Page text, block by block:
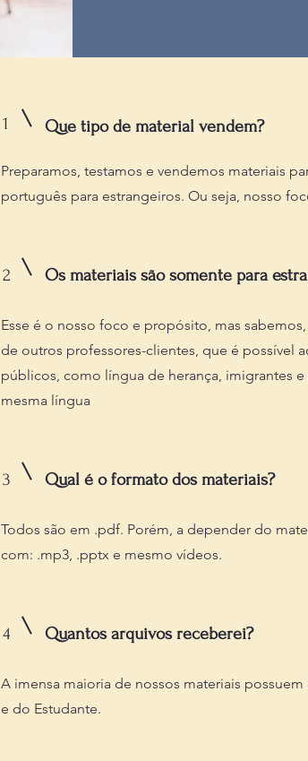
1 Que tipo de material vendem?
Preparamos, testamos e vendemos materiais
português para estrangeiros. Ou seja, nosso
2 Os materiais são somente para
Esse é o nosso foco e propósito, mas
de outros professores-clientes, que é possível
públicos, como língua de herança, imigrantes
mesma língua
3 Qual é o formato dos materiais?
Todos são em .pdf. Porém, a depender do
com: .mp3, .pptx e mesmo vídeos.
4 Quantos arquivos receberei?
A imensa maioria de nossos materiais
e do Estudante.